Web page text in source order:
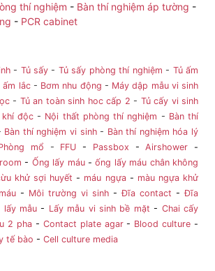
thí nghiệm - Bàn thí nghiệm áp tường -
- PCR cabinet
- Tủ sấy - Tủ sấy phòng thí nghiệm - Tủ ấm
ấm lắc- Bơm nhu động - Máy dập mẫu vi sinh
- Tủ an toàn sinh hoc cấp 2 - Tủ cấy vi sinh
độc- Nội thất phòng thí nghiệm - Bàn thí
Bàn thí nghiệm vi sinh- Bàn thí nghiệm hóa lý
mổ - FFU - Passbox -Airshower -
- Ống lấy máu-ống lấy máu chân không
khử sợi huyết - máu ngựa- màu ngựa khử
- Môi trường vi sinh -Đĩa contact -Đĩa
lấy mẫu - Lấy mẫu vi sinh bề mặt - Chai cấy
2 pha - Contact plate agar- Blood culture -
tế bào - Cell culture media